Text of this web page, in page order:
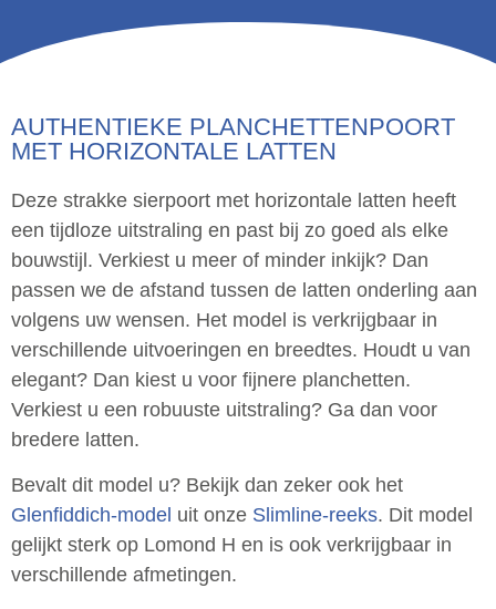
AUTHENTIEKE PLANCHETTENPOORT
MET HORIZONTALE LATTEN
Deze strakke sierpoort met horizontale latten heeft
een tijdloze uitstraling en past bij zo goed als elke
bouwstijl. Verkiest u meer of minder inkijk? Dan
passen we de afstand tussen de latten onderling aan
volgens uw wensen. Het model is verkrijgbaar in
verschillende uitvoeringen en breedtes. Houdt u van
elegant? Dan kiest u voor fijnere planchetten.
Verkiest u een robuuste uitstraling? Ga dan voor
bredere latten.
Bevalt dit model u? Bekijk dan zeker ook het
Glenfiddich-model uit onze Slimline-reeks. Dit model
gelijkt sterk op Lomond H en is ook verkrijgbaar in
verschillende afmetingen.